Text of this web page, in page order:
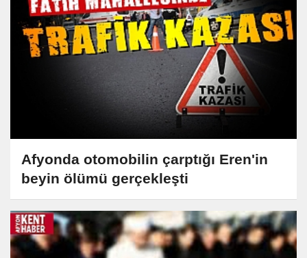
Afyonda otomobilin çarptığı Eren'in
beyin ölümü gerçekleşti